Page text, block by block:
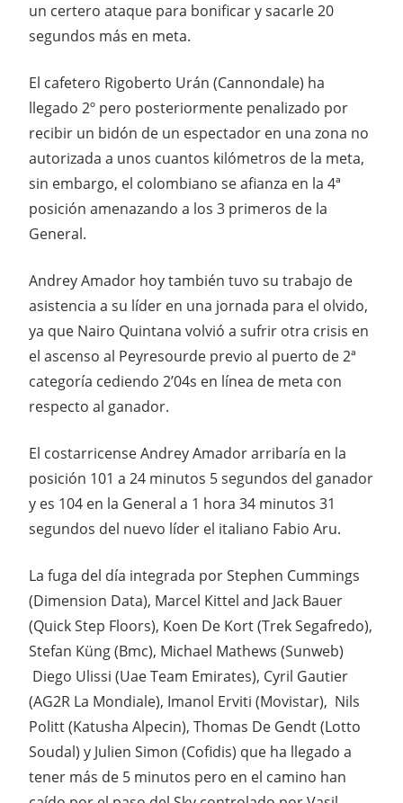
un certero ataque para bonificar y sacarle 20
segundos más en meta.
El cafetero Rigoberto Urán (Cannondale) ha
llegado 2º pero posteriormente penalizado por
recibir un bidón de un espectador en una zona no
autorizada a unos cuantos kilómetros de la meta,
sin embargo, el colombiano se afianza en la 4ª
posición amenazando a los 3 primeros de la
General.
Andrey Amador hoy también tuvo su trabajo de
asistencia a su líder en una jornada para el olvido,
ya que Nairo Quintana volvió a sufrir otra crisis en
el ascenso al Peyresourde previo al puerto de 2ª
categoría cediendo 2’04s en línea de meta con
respecto al ganador.
El costarricense Andrey Amador arribaría en la
posición 101 a 24 minutos 5 segundos del ganador
y es 104 en la General a 1 hora 34 minutos 31
segundos del nuevo líder el italiano Fabio Aru.
La fuga del día integrada por Stephen Cummings
(Dimension Data), Marcel Kittel and Jack Bauer
(Quick Step Floors), Koen De Kort (Trek Segafredo),
Stefan Küng (Bmc), Michael Mathews (Sunweb)
Diego Ulissi (Uae Team Emirates), Cyril Gautier
(AG2R La Mondiale), Imanol Erviti (Movistar), Nils
Politt (Katusha Alpecin), Thomas De Gendt (Lotto
Soudal) y Julien Simon (Cofidis) que ha llegado a
tener más de 5 minutos pero en el camino han